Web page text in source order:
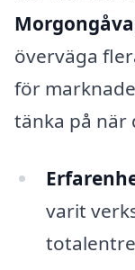
Morgongåva
överväga
för
tänka på när
varit